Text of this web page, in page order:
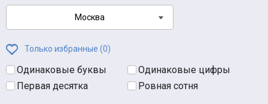
Москва
Только избранные (0)
Одинаковые буквы
Одинаковые цифры
Первая десятка
Ровная сотня